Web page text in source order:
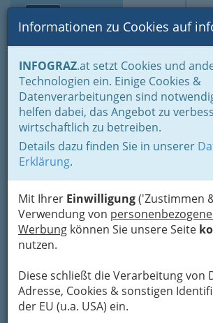
Suche
Informationen zu Cookies auf
INFOGRAZ.at setzt Cookies und
Technologien ein. Einige Cookies &
Datenverarbeitungen sind
helfen dabei, das Angebot zu
wirtschaftlich zu betreiben.
Details dazu finden Sie in unserer
Erklärung.
Mit Ihrer Einwilligung('Zustimmen
Verwendung von
Werbung können Sie unsere Seite
nutzen.
Diese schließt die Verarbeitung von
Adresse, Cookies & sonstigen
der EU (u.a. USA) ein.
Home Branchen
Einkaufen & Schenken -
Handel in Graz
Spezielles Einkaufen und
Landesprodukte
Landesproduktehandel
Bezirksauswahl
Austrosaat - Österr.
Puchstraße 172, 8055 Graz
+43 316 295 502
+43 316 295 502 - 26